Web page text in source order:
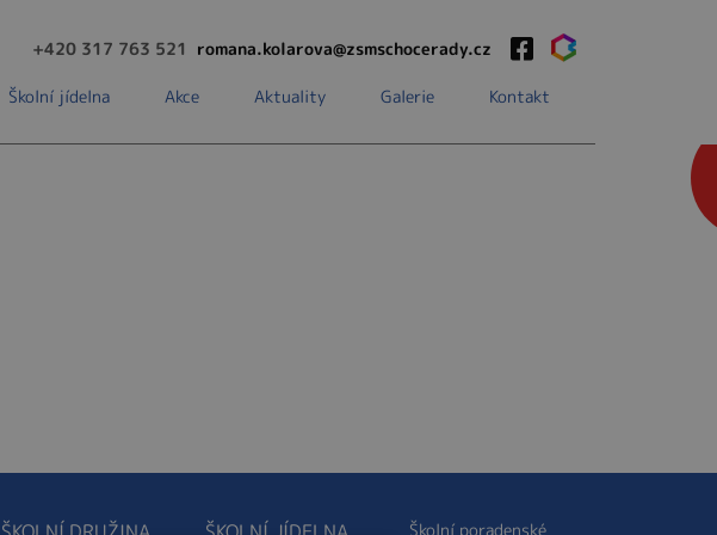
+420 317 763 521 romana.kolarova@zsmschocerady.cz
Školní jídelna Akce Aktuality Galerie Kontakt
Školní poradenské